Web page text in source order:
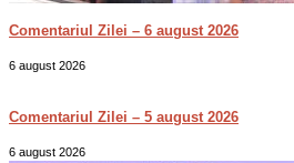
Comentariul Zilei – 6 august 2026
6 august 2026
Comentariul Zilei – 5 august 2026
6 august 2026